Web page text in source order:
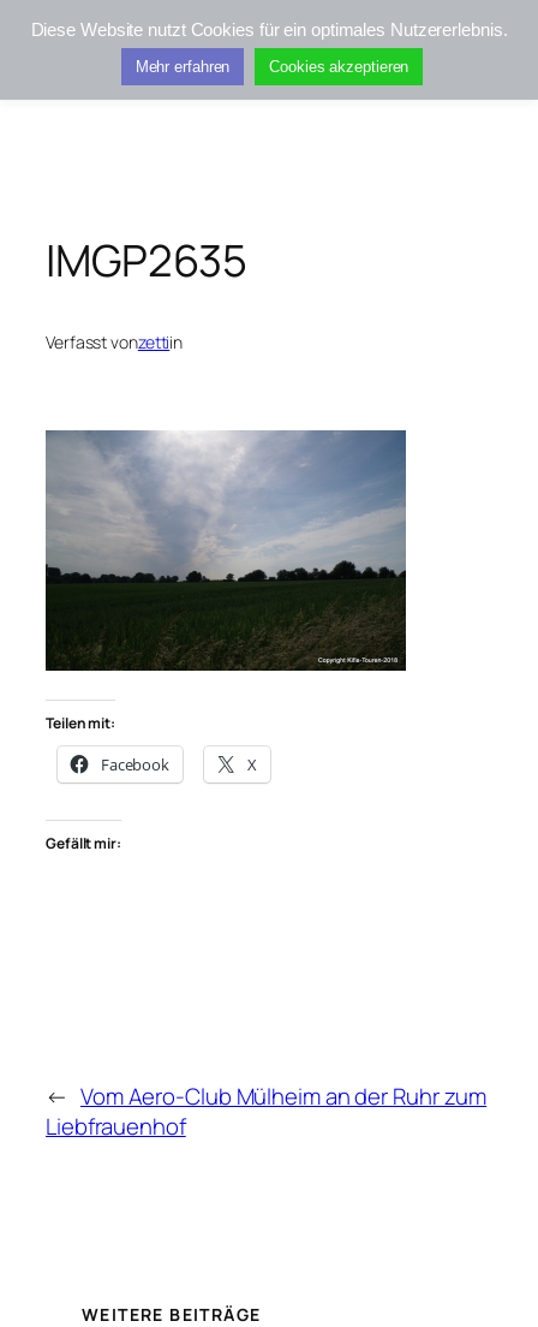
Zum
Kifis-Touren
IMGP2635
Verfasst vonzettiin
Teilen mit:
Facebook X
Gefällt mir:
← Vom Aero-Club Mülheim an der Ruhr zum
Liebfrauenhof
WEITERE BEITRÄGE
Diese Website nutzt Cookies für ein optimales Nutzererlebnis.
Mehr erfahren Cookies akzeptieren